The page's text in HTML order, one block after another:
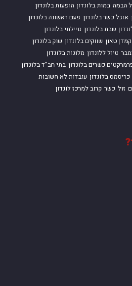
הבמה במות בלונדון הופעות בלונדון
אוכל כשר בלונדון פעם ראשונה בלונדון
שבת בלונדון טיילתי בלונדון
קמדן טאון שווקים בלונדון שוק בלונדון
טיול ללונדון מלונות בלונדון
כשרים בלונדון בתי חב"ד בלונדון
כריסמס בלונדון עובדות לא חשובות
זול כשר קרוב למרכז לונדון